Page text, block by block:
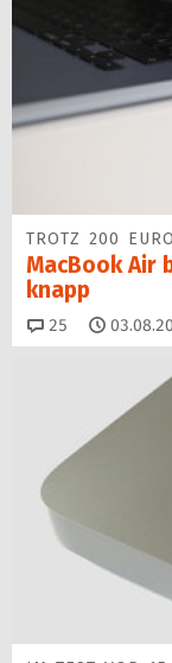
TROTZ 200
MacBook Air
knapp
25 Kommentare